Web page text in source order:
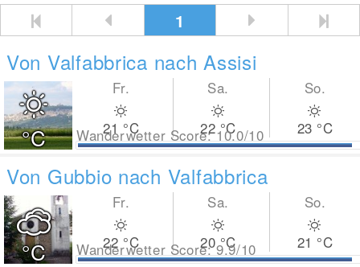
1
Von Valfabbrica nach Assisi
°C Wanderwetter Score: 10.0/10
Fr.
21 °C
Sa.
22°C
So.
23 °C
Von Gubbio nach Valfabbrica
°C Wanderwetter Score: 9.9/10
Fr.
22 °C
Sa.
20°C
So.
21 °C